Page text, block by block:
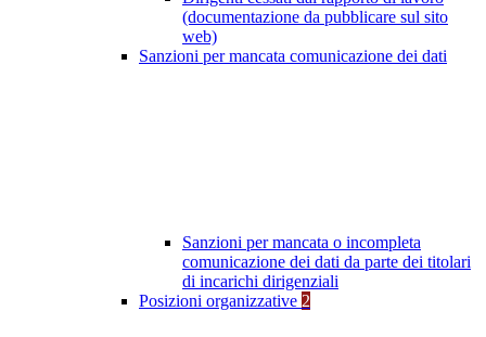
(documentazione da pubblicare sul sito
web)
Sanzioni per mancata comunicazione dei dati
Sanzioni per mancata o incompleta
comunicazione dei dati da parte dei titolari
di incarichi dirigenziali
Posizioni organizzative 2